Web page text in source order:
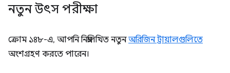
নতুন উৎস পরীক্ষা
ক্রোম ১৪৮-এ, আপনি নিম্নলিখিত নতুনঅরিজিন ট্রায়ালগুলিতে
অংশগ্রহণ করতে পারেন।